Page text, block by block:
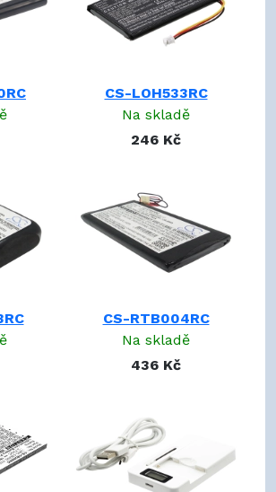
CS-LOH533RC
Na skladě
246 Kč
CS-RTB004RC
Na skladě
436 Kč